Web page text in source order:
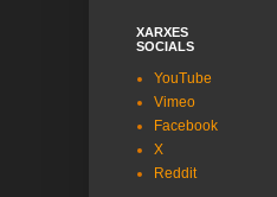
XARXES
SOCIALS
YouTube
Vimeo
Facebook
X
Reddit